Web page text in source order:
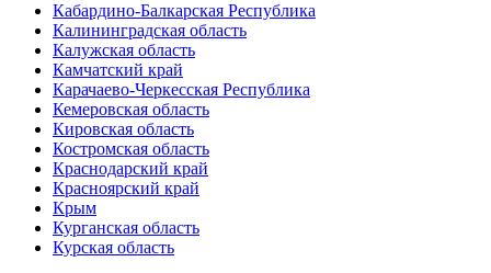
Кабардино-Балкарская Республика
Калининградская область
Калужская область
Камчатский край
Карачаево-Черкесская Республика
Кемеровская область
Кировская область
Костромская область
Краснодарский край
Красноярский край
Крым
Курганская область
Курская область